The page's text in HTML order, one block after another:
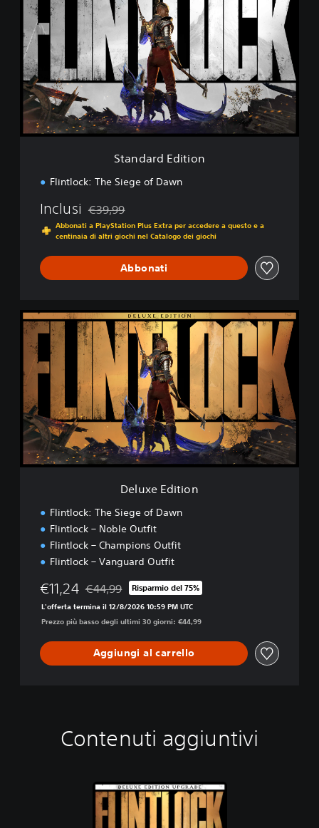
d
a
d
d
t
Standard Edition
Flintlock: The Siege of Dawn
Inclusi Scontato dal prezzo originale di €39,99
€39,99
Abbonati a PlayStation Plus Extra per accedere a questo e a
centinaia di altri giochi nel Catalogo dei giochi
Abbonati
D
e
x
e
d
o
Deluxe Edition
Flintlock: The Siege of Dawn
Flintlock – Noble Outfit
Flintlock – Champions Outfit
Flintlock – Vanguard Outfit
€11,24 Scontato dal prezzo originale di €44,99
€44,99 Risparmio del 75%
L'offerta termina il 12/8/2026 10:59 PM UTC
Prezzo più basso degli ultimi 30 giorni: €44,99
Aggiungi al carrello
Contenuti aggiuntivi